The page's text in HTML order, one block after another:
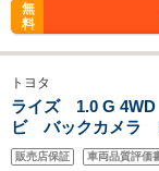
無
料
トヨタ
ライズ 1.0 G
ビ バックカメラ
サー LEDヘッド
販売店保証 車両品質評価